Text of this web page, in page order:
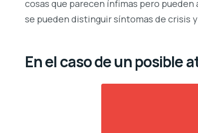
cosas que parecen ínfimas pero
se pueden distinguir síntomas de crisis
En el caso de un posible